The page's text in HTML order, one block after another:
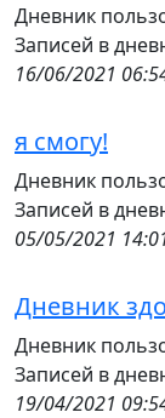
Дневник
Записей в
16/06/2021
я смогу!
Дневник
Записей в
05/05/2021
Дневник
Дневник
Записей в
19/04/2021